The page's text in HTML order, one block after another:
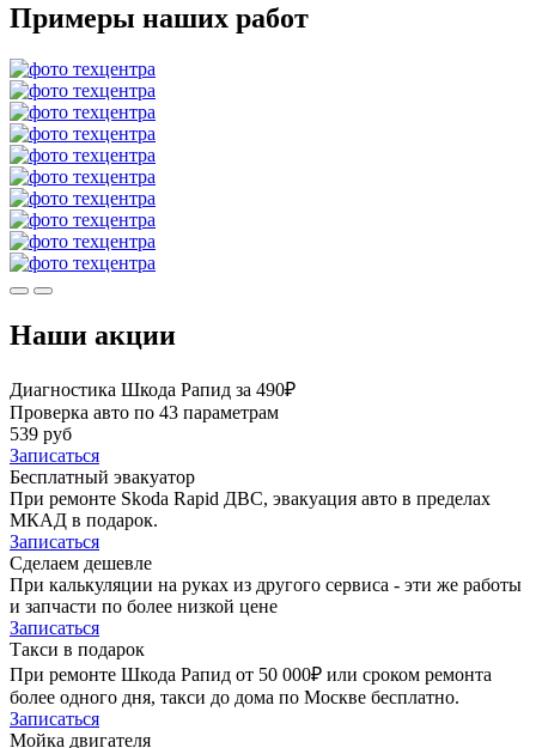
Примеры наших работ
Наши акции
Диагностика Шкода Рапид за 490₽
Проверка авто по 43 параметрам
539 руб
Записаться
Бесплатный эвакуатор
При ремонте Skoda Rapid ДВС, эвакуация авто в пределах
МКАД в подарок.
Записаться
Сделаем дешевле
При калькуляции на руках из другого сервиса - эти же работы
и запчасти по более низкой цене
Записаться
Такси в подарок
При ремонте Шкода Рапид от 50 000₽ или сроком ремонта
более одного дня, такси до дома по Москве бесплатно.
Записаться
Мойка двигателя